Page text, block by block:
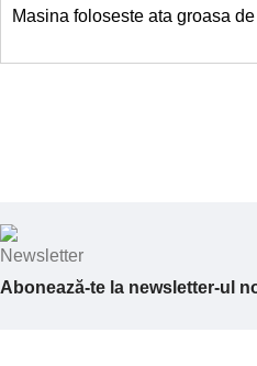
Masina foloseste ata groasa
Abonează-te la newsletter-ul